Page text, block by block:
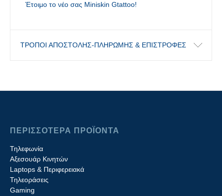
Έτοιμο το νέο σας Miniskin Gtattoo!
ΤΡΟΠΟΙ ΑΠΟΣΤΟΛΗΣ-ΠΛΗΡΩΜΗΣ & ΕΠΙΣΤΡΟΦΕΣ
ΠΕΡΙΣΣΟΤΕΡΑ ΠΡΟΪΟΝΤΑ
Τηλεφωνία
Αξεσουάρ Κινητών
Laptops & Περιφερειακά
Τηλεοράσεις
Gaming